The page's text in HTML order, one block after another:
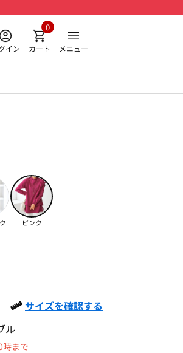
イン カート
0
メニュー
ピンク
サイズを確認する
ル
時まで